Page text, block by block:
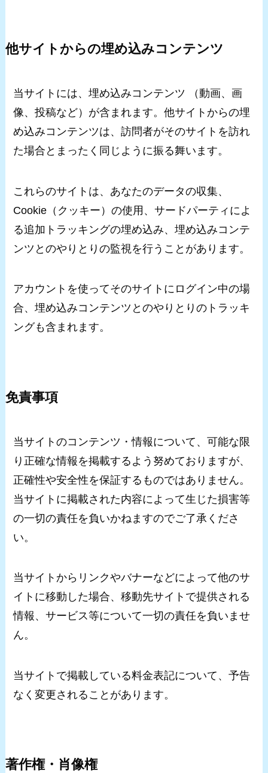
他サイトからの埋め込みコンテンツ
当サイトには、埋め込みコンテンツ （動画、画
像、投稿など）が含まれます。他サイトからの埋
め込みコンテンツは、訪問者がそのサイトを訪れ
た場合とまったく同じように振る舞います。
これらのサイトは、あなたのデータの収集、
Cookie（クッキー）の使用、サードパーティによ
る追加トラッキングの埋め込み、埋め込みコンテ
ンツとのやりとりの監視を行うことがあります。
アカウントを使ってそのサイトにログイン中の場
合、埋め込みコンテンツとのやりとりのトラッキ
ングも含まれます。
免責事項
当サイトのコンテンツ・情報について、可能な限
り正確な情報を掲載するよう努めておりますが、
正確性や安全性を保証するものではありません。
当サイトに掲載された内容によって生じた損害等
の一切の責任を負いかねますのでご了承くださ
い。
当サイトからリンクやバナーなどによって他のサ
イトに移動した場合、移動先サイトで提供される
情報、サービス等について一切の責任を負いませ
ん。
当サイトで掲載している料金表記について、予告
なく変更されることがあります。
著作権・肖像権